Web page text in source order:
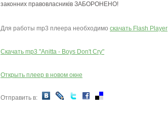
законних правовласників ЗАБОРОНЕНО!
Для работы mp3 плеера необходимо скачать Flash Player
Скачать mp3 "Anitta - Boys Don't Cry"
Открыть плеер в новом окне
Отправить в: